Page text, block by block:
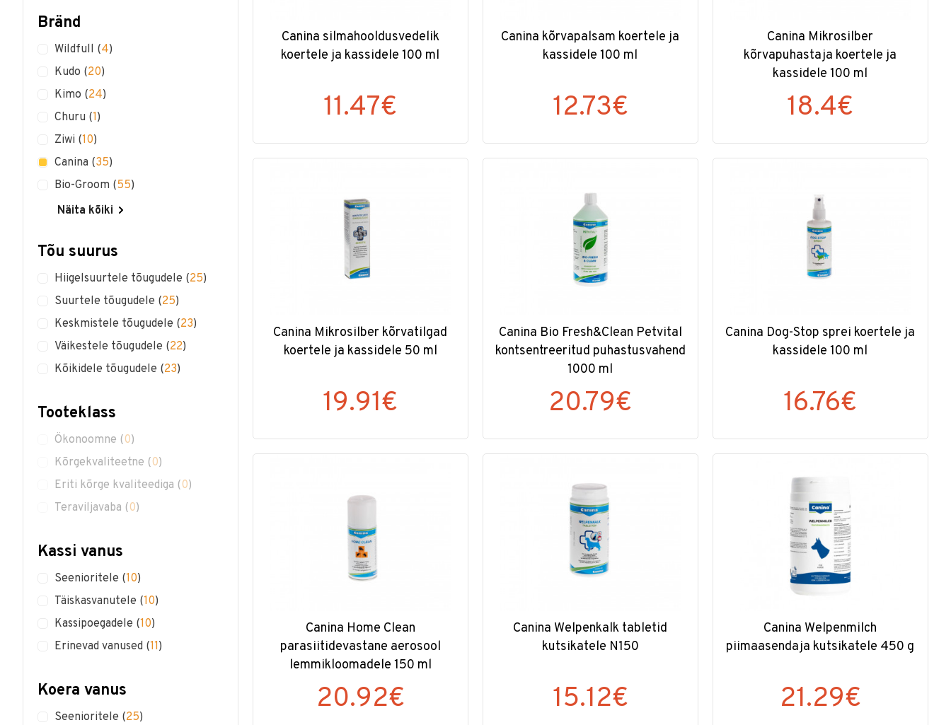
Bränd
Wildfull (4)
Kudo (20)
Kimo (24)
Churu (1)
Ziwi (10)
Canina (35)
Bio-Groom (55)
Näita kõiki
Tõu suurus
Hiigelsuurtele tõugudele (25)
Suurtele tõugudele (25)
Keskmistele tõugudele (23)
Väikestele tõugudele (22)
Kõikidele tõugudele (23)
Tooteklass
Ökonoomne (0)
Kõrgekvaliteetne (0)
Eriti kõrge kvaliteediga (0)
Teraviljavaba (0)
Kassi vanus
Seenioritele (10)
Täiskasvanutele (10)
Kassipoegadele (10)
Erinevad vanused (11)
Koera vanus
Seenioritele (25)
Canina silmahooldusvedelik
koertele ja kassidele 100 ml
11.47€
Canina kõrvapalsam koertele ja
kassidele 100 ml
12.73€
Canina Mikrosilber
kõrvapuhastaja koertele ja
kassidele 100 ml
18.4€
Canina Mikrosilber kõrvatilgad
koertele ja kassidele 50 ml
19.91€
Canina Bio Fresh&Clean Petvital
kontsentreeritud puhastusvahend
1000 ml
20.79€
Canina Dog-Stop sprei koertele ja
kassidele 100 ml
16.76€
Canina Home Clean
parasiitidevastane aerosool
lemmikloomadele 150 ml
20.92€
Canina Welpenkalk tabletid
kutsikatele N150
15.12€
Canina Welpenmilch
piimaasendaja kutsikatele 450 g
21.29€